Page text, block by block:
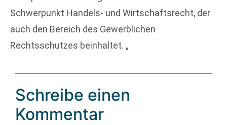
Schwerpunkt Handels- und Wirtschaftsrecht, der
auch den Bereich des Gewerblichen
Rechtsschutzes beinhaltet. „
Schreibe einen
Kommentar